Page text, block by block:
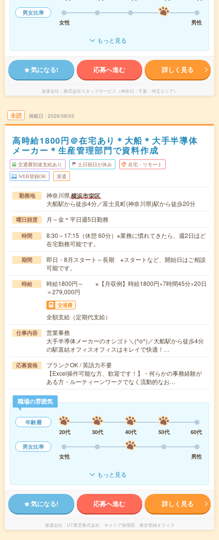
男女比率
女性
男性
もっと見る
気になる! 応募へ進む 詳しく見る
派遣会社 株式会社スタッフサービス（神奈川・千葉・埼玉エリア）
未読 掲載日 2026/08/03
高時給1800円＠在宅あり＊大船＊大手半導体
メーカー＊生産管理部門で資料作成
交通費別途支給あり 土日祝日が休み 在宅・リモート
WEB登録OK 派遣
勤務地 神奈川県横浜市栄区
大船駅から徒歩4分／富士見町(神奈川県)駅から徒歩20分
曜日頻度 月～金＊平日週5日勤務
時間
8:30～17:15（休憩 60分）※業務に慣れてきたら、週2日ほど
在宅勤務可能です。
期間
即日・8月スタート～長期 ※スタートなど、開始日はご相談
可能です。
時給
時給1800円～ ※【月収例】時給1800円×7時間45分×20日
＝279,000円
交通費
全額支給（定期代支給）
仕事内容
営業事務
大手半導体メーカーのオシゴト＼(^o^)／大船駅から徒歩4分
の駅直結オフィスオフィスはキレイで快適！…
応募資格
ブランクOK / 英語力不要
【Excel操作可能な方、歓迎です！】・何らかの事務経験が
ある方・ルーティーンワークでなく流動的なお…
職場の雰囲気
年齢層
20代
30代 40代 50代
60代
男女比率
女性
男性
もっと見る
気になる! 応募へ進む 詳しく見る
派遣会社 UT東芝株式会社 キャリア採用部 東京登録オフィス